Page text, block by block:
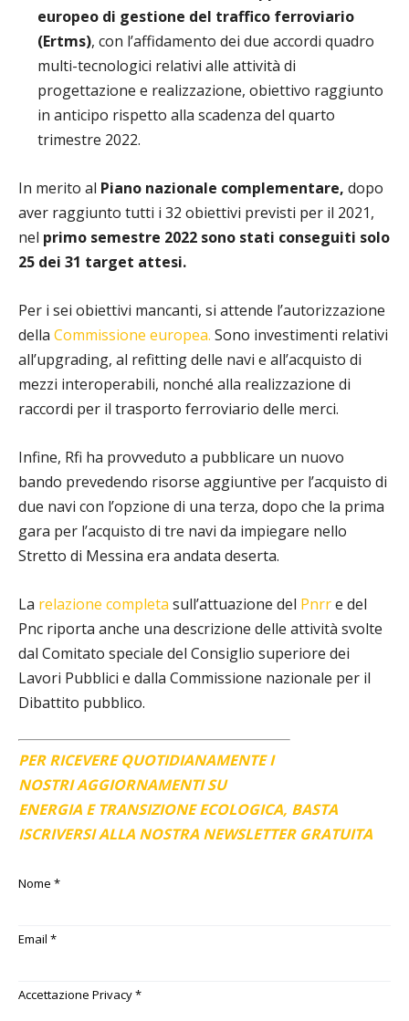
europeo di gestione del traffico ferroviario
(Ertms), con l’affidamento dei due accordi quadro
multi-tecnologici relativi alle attività di
progettazione e realizzazione, obiettivo raggiunto
in anticipo rispetto alla scadenza del quarto
trimestre 2022.
In merito al Piano nazionale complementare, dopo
aver raggiunto tutti i 32 obiettivi previsti per il 2021,
nel primo semestre 2022 sono stati conseguiti solo
25 dei 31 target attesi.
Per i sei obiettivi mancanti, si attende l’autorizzazione
della Commissione europea. Sono investimenti relativi
all’upgrading, al refitting delle navi e all’acquisto di
mezzi interoperabili, nonché alla realizzazione di
raccordi per il trasporto ferroviario delle merci.
Infine, Rfi ha provveduto a pubblicare un nuovo
bando prevedendo risorse aggiuntive per l’acquisto di
due navi con l’opzione di una terza, dopo che la prima
gara per l’acquisto di tre navi da impiegare nello
Stretto di Messina era andata deserta.
La relazione completa sull’attuazione del Pnrre del
Pnc riporta anche una descrizione delle attività svolte
dal Comitato speciale del Consiglio superiore dei
Lavori Pubblici e dalla Commissione nazionale per il
Dibattito pubblico.
PER RICEVERE QUOTIDIANAMENTE I
NOSTRI AGGIORNAMENTI SU
ENERGIA E TRANSIZIONE ECOLOGICA, BASTA
ISCRIVERSI ALLA NOSTRA NEWSLETTER GRATUITA
Nome *
Email *
Accettazione Privacy*